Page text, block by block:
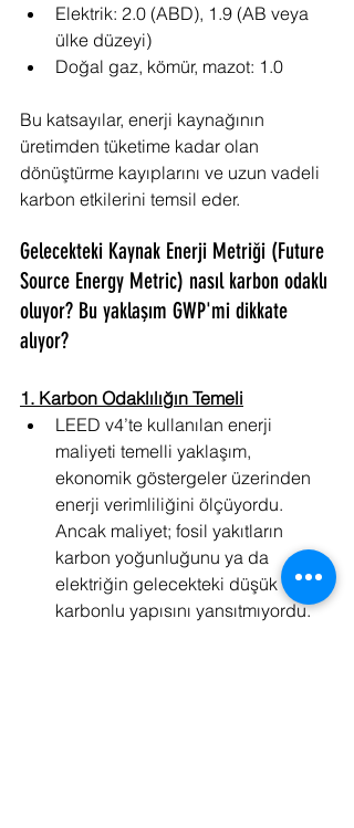
Elektrik: 2.0 (ABD), 1.9 (AB veya
ülke düzeyi)
Doğal gaz, kömür, mazot: 1.0
Bu katsayılar, enerji kaynağının
üretimden tüketime kadar olan
dönüştürme kayıplarını ve uzun vadeli
karbon etkilerini temsil eder.
Gelecekteki Kaynak Enerji Metriği (Future
Source Energy Metric) nasıl karbon odaklı
oluyor? Bu yaklaşım GWP'mi dikkate
alıyor?
1. Karbon Odaklılığın Temeli
LEED v4’te kullanılan enerji
maliyeti temelli yaklaşım,
ekonomik göstergeler üzerinden
enerji verimliliğini ölçüyordu.
Ancak maliyet; fosil yakıtların
karbon yoğunluğunu ya da
elektriğin gelecekteki düşük
karbonlu yapısını yansıtmıyordu.